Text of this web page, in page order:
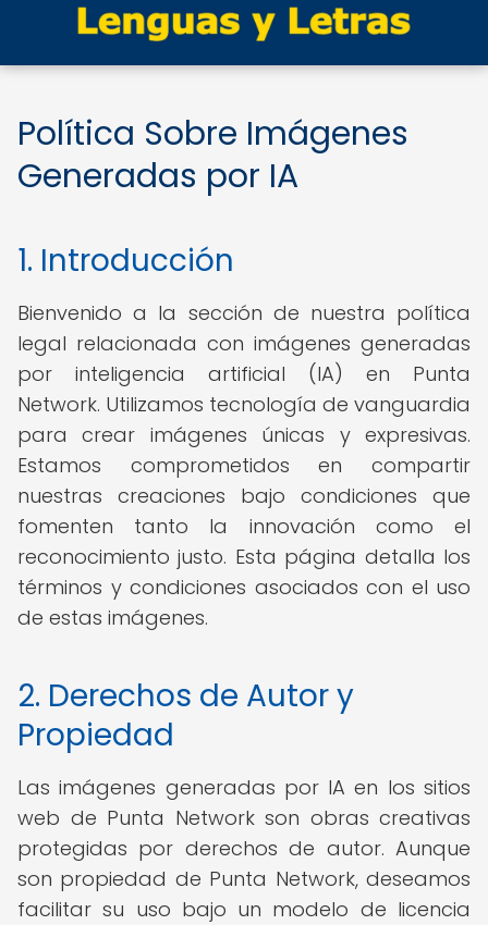
Política Sobre Imágenes
Generadas por IA
1. Introducción
Bienvenido a la sección de nuestra política
legal relacionada con imágenes generadas
por inteligencia artificial (IA) en Punta
Network. Utilizamos tecnología de vanguardia
para crear imágenes únicas y expresivas.
Estamos comprometidos en compartir
nuestras creaciones bajo condiciones que
fomenten tanto la innovación como el
reconocimiento justo. Esta página detalla los
términos y condiciones asociados con el uso
de estas imágenes.
2. Derechos de Autor y
Propiedad
Las imágenes generadas por IA en los sitios
web de Punta Network son obras creativas
protegidas por derechos de autor. Aunque
son propiedad de Punta Network, deseamos
facilitar su uso bajo un modelo de licencia